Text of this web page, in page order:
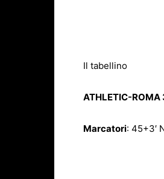
Il tabellino
ATHLETIC-ROMA
Marcatori: 45+3′